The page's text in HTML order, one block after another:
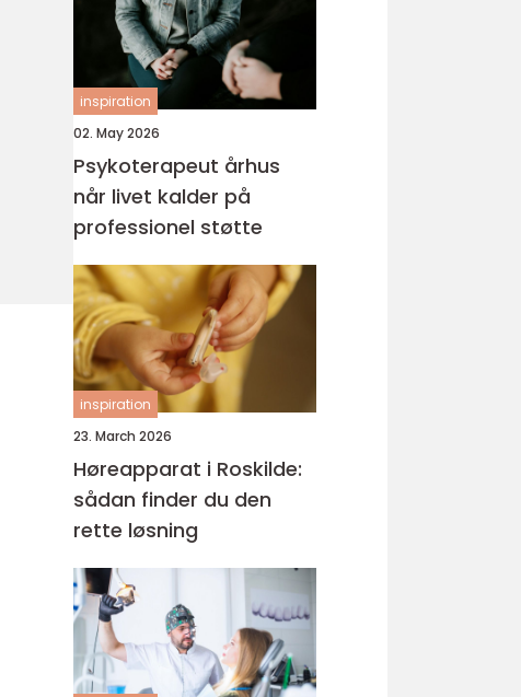
inspiration
02. May 2026
Psykoterapeut århus
når livet kalder på
professionel støtte
inspiration
23. March 2026
Høreapparat i Roskilde:
sådan finder du den
rette løsning